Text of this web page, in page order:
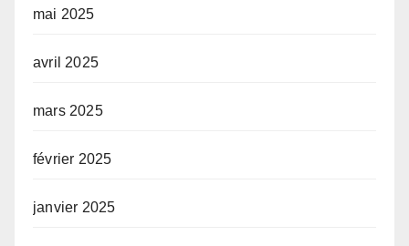
mai 2025
avril 2025
mars 2025
février 2025
janvier 2025